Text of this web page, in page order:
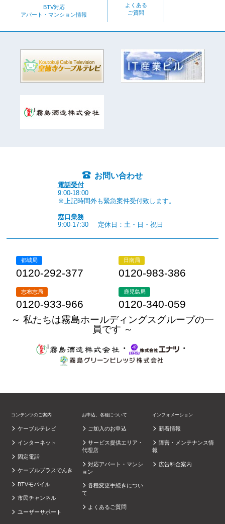
BTV対応
アパート・マンション情報
よくある
ご質問
お問い合わせ
電話受付
9:00-18:00
※上記時間外も緊急案件受付致します。
窓口業務
9:00-17:30
定休日：土・日・祝日
都城局
0120-292-377
日南局
0120-983-386
志布志局
0120-933-966
鹿児島局
0120-340-059
～ 私たちは霧島ホールディングスグループの一
員です ～
・
・
コンテンツのご案内
ケーブルテレビ
インターネット
固定電話
ケーブルプラスでんき
BTVモバイル
市民チャンネル
ユーザーサポート
お申込、各種について
ご加入のお申込
サービス提供エリア・
代理店
対応アパート・マンシ
ョン
各種変更手続きについ
て
よくあるご質問
インフォメーション
新着情報
障害・メンテナンス情
報
広告料金案内